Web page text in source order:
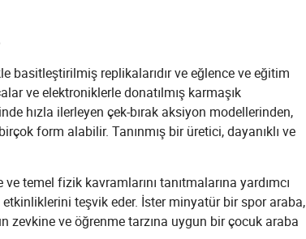
basitleştirilmiş replikalarıdır ve eğlence ve eğitim
ve elektroniklerle donatılmış karmaşık
hızla ilerleyen çek-bırak aksiyon modellerinden,
form alabilir. Tanınmış bir üretici, dayanıklı ve
temel fizik kavramlarını tanıtmalarına yardımcı
etkinliklerini teşvik eder. İster minyatür bir spor araba,
zevkine ve öğrenme tarzına uygun bir çocuk araba